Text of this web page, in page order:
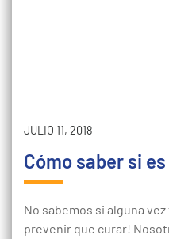
JULIO 11, 2018
Cómo saber si
No sabemos si alguna
prevenir que curar!